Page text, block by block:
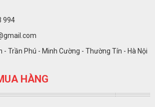
994
- Trần Phú - Minh Cường - Thường Tín - Hà Nội
HÀNG